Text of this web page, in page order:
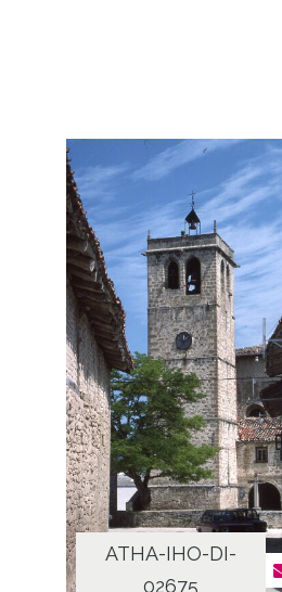
ATHA-IHO-DI-
02675